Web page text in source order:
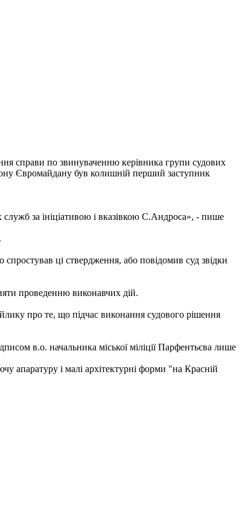
справи по звинуваченню керівника групи судових
Євромайдану був колишній перший заступник
за ініціативою і вказівкою С.Андроса», - пише
ці ствердження, або повідомив суд звідки
проведенню виконавчих дій.
про те, що підчас виконання судового рішення
в.о. начальника міської міліції Парфентьєва лише
апаратуру і малі архітектурні форми "на Красній